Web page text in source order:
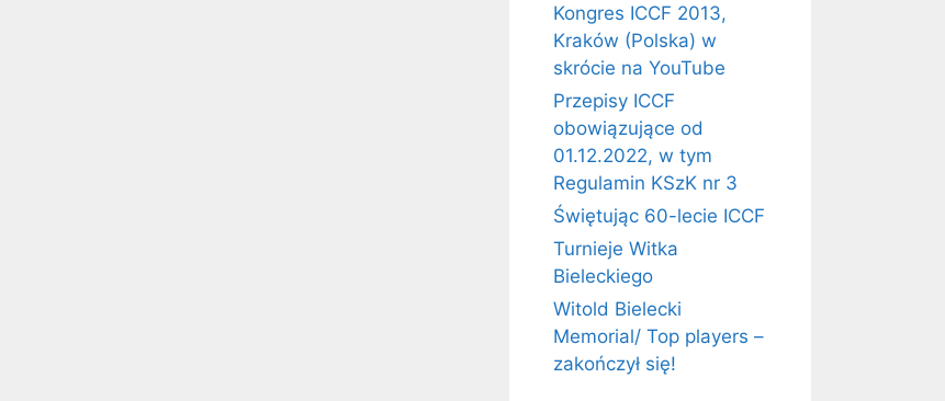
Kongres ICCF 2013,
Kraków (Polska) w
skrócie na YouTube
Przepisy ICCF
obowiązujące od
01.12.2022, w tym
Regulamin KSzK nr 3
Świętując 60-lecie ICCF
Turnieje Witka
Bieleckiego
Witold Bielecki
Memorial/ Top players –
zakończył się!